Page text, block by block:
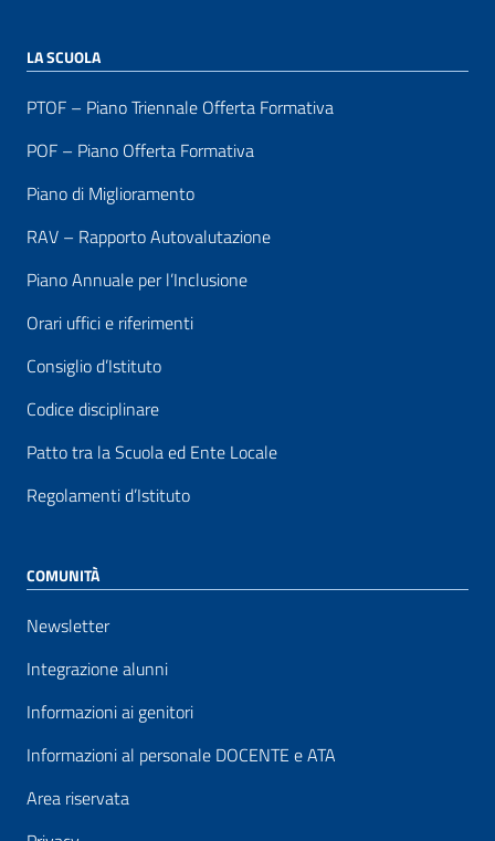
LA SCUOLA
PTOF – Piano Triennale Offerta Formativa
POF – Piano Offerta Formativa
Piano di Miglioramento
RAV – Rapporto Autovalutazione
Piano Annuale per l’Inclusione
Orari uffici e riferimenti
Consiglio d’Istituto
Codice disciplinare
Patto tra la Scuola ed Ente Locale
Regolamenti d’Istituto
COMUNITÀ
Newsletter
Integrazione alunni
Informazioni ai genitori
Informazioni al personale DOCENTE e ATA
Area riservata